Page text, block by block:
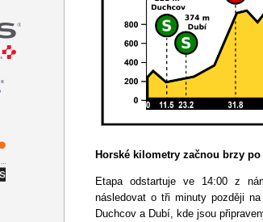
Horské kilometry začnou brzy po
Etapa odstartuje ve 14:00 z
následovat o tři minuty později
Duchcov a Dubí, kde jsou